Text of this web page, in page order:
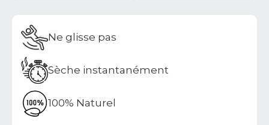
Ne glisse pas
Sèche instantanément
100% Naturel